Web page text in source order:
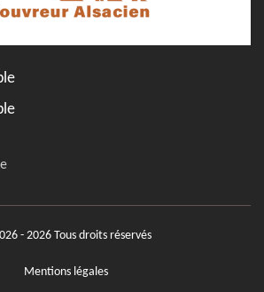
- 2026 Tous droits réservés
Mentions légales